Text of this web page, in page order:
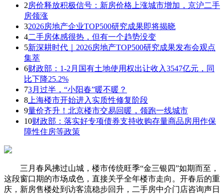
2房价释放积极信号：新房价格上涨城市增加，京沪二手
房领涨
32026房地产企业TOP500研究成果即将揭晓
4二手房体感很热，但有一个趋势没变
5新深耕时代｜2026房地产TOP500研究成果发布会观点
集萃
6财政部：1-2月国有土地使用权出让收入3547亿元，同
比下降25.2%
73月过半，“小阳春”暖不暖？
8 上海楼市开始进入实质性修复阶段
9量价齐升！北京楼市交易回暖，领跑一线城市
10财政部：落实好专项债券支持收购存量商品房用作保
障性住房等政策
三月春风拂过山城，楼市传统旺季“金三银四”如期而至，
这段窗口期的市场成色，直接关乎全年楼市走向。开春后的重
庆，新房售楼处到访客流稳步回升，二手房中介门店咨询声日